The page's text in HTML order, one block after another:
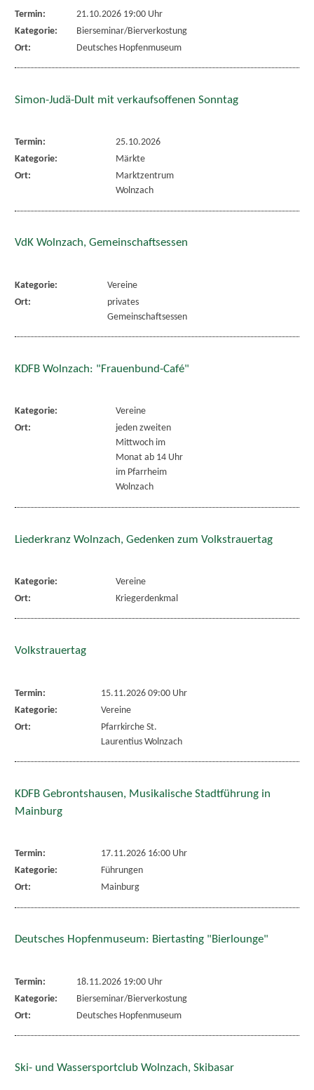
Termin:
21.10.2026 19:00 Uhr
Kategorie:
Bierseminar/Bierverkostung
Ort:
Deutsches Hopfenmuseum
Simon-Judä-Dult mit verkaufsoffenen Sonntag
Termin:
25.10.2026
Kategorie:
Märkte
Ort:
Marktzentrum
Wolnzach
VdK Wolnzach, Gemeinschaftsessen
Kategorie:
Vereine
Ort:
privates
Gemeinschaftsessen
KDFB Wolnzach: "Frauenbund-Café"
Kategorie:
Vereine
Ort:
jeden zweiten
Mittwoch im
Monat ab 14 Uhr
im Pfarrheim
Wolnzach
Liederkranz Wolnzach, Gedenken zum Volkstrauertag
Kategorie:
Vereine
Ort:
Kriegerdenkmal
Volkstrauertag
Termin:
15.11.2026 09:00 Uhr
Kategorie:
Vereine
Ort:
Pfarrkirche St.
Laurentius Wolnzach
KDFB Gebrontshausen, Musikalische Stadtführung in
Mainburg
Termin:
17.11.2026 16:00 Uhr
Kategorie:
Führungen
Ort:
Mainburg
Deutsches Hopfenmuseum: Biertasting "Bierlounge"
Termin:
18.11.2026 19:00 Uhr
Kategorie:
Bierseminar/Bierverkostung
Ort:
Deutsches Hopfenmuseum
Ski- und Wassersportclub Wolnzach, Skibasar